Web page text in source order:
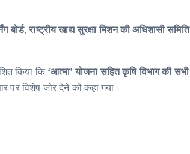
बोर्ड,राष्ट्रीय खाद्य सुरक्षा मिशन की अधिशासी समिति
किया कि ‘आत्मा’ योजना सहित कृषि विभाग की सभी
पर विशेष जोर देने को कहा गया।